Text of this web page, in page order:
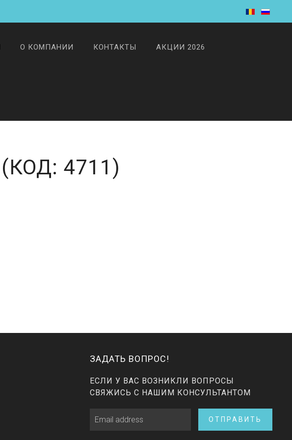
О КОМПАНИИ КОНТАКТЫ АКЦИИ 2026
(КОД: 4711 )
ЗАДАТЬ ВОПРОС!
ЕСЛИ У ВАС ВОЗНИКЛИ ВОПРОСЫ
СВЯЖИСЬ С НАШИМ КОНСУЛЬТАНТОМ
ОТПРАВИТЬ